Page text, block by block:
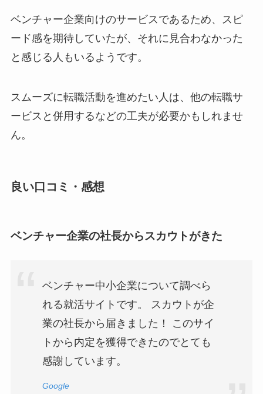
ベンチャー企業向けのサービスであるため、スピ
ード感を期待していたが、それに見合わなかった
と感じる人もいるようです。
スムーズに転職活動を進めたい人は、他の転職サ
ービスと併用するなどの工夫が必要かもしれませ
ん。
良い口コミ・感想
ベンチャー企業の社長からスカウトがきた
ベンチャー中小企業について調べら
れる就活サイトです。 スカウトが企
業の社長から届きました！ このサイ
トから内定を獲得できたのでとても
感謝しています。
Google